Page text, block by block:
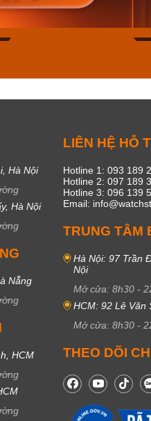
Hà Nội
Hà Nội
Nẵng
HCM
LIÊN HỆ HỖ
Hotline 1: 093 189
Hotline 2: 097 189
Hotline 3: 096 139
Email:
TRUNG TÂM
Hà Nội: 97 Trần
Nội
Mở cửa: 8h30 -
HCM: 92 Lê Văn
Mở cửa: 8h30 -
THEO DÕI